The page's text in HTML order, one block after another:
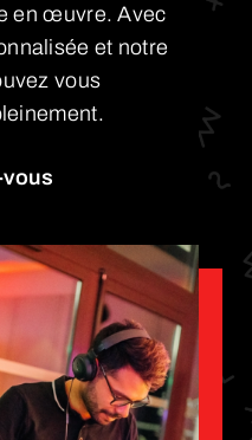
en œuvre. Avec
et notre
vous
vous